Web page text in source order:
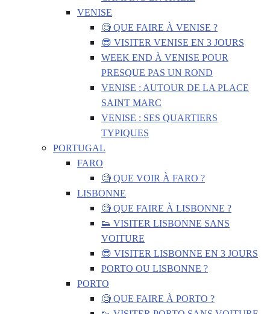
VENISE
🧐 QUE FAIRE À VENISE ?
😎 VISITER VENISE EN 3 JOURS
WEEK END À VENISE POUR
PRESQUE PAS UN ROND
VENISE : AUTOUR DE LA PLACE
SAINT MARC
VENISE : SES QUARTIERS
TYPIQUES
PORTUGAL
FARO
🧐 QUE VOIR À FARO ?
LISBONNE
🧐 QUE FAIRE À LISBONNE ?
👟 VISITER LISBONNE SANS
VOITURE
😎 VISITER LISBONNE EN 3 JOURS
PORTO OU LISBONNE ?
PORTO
🧐 QUE FAIRE À PORTO ?